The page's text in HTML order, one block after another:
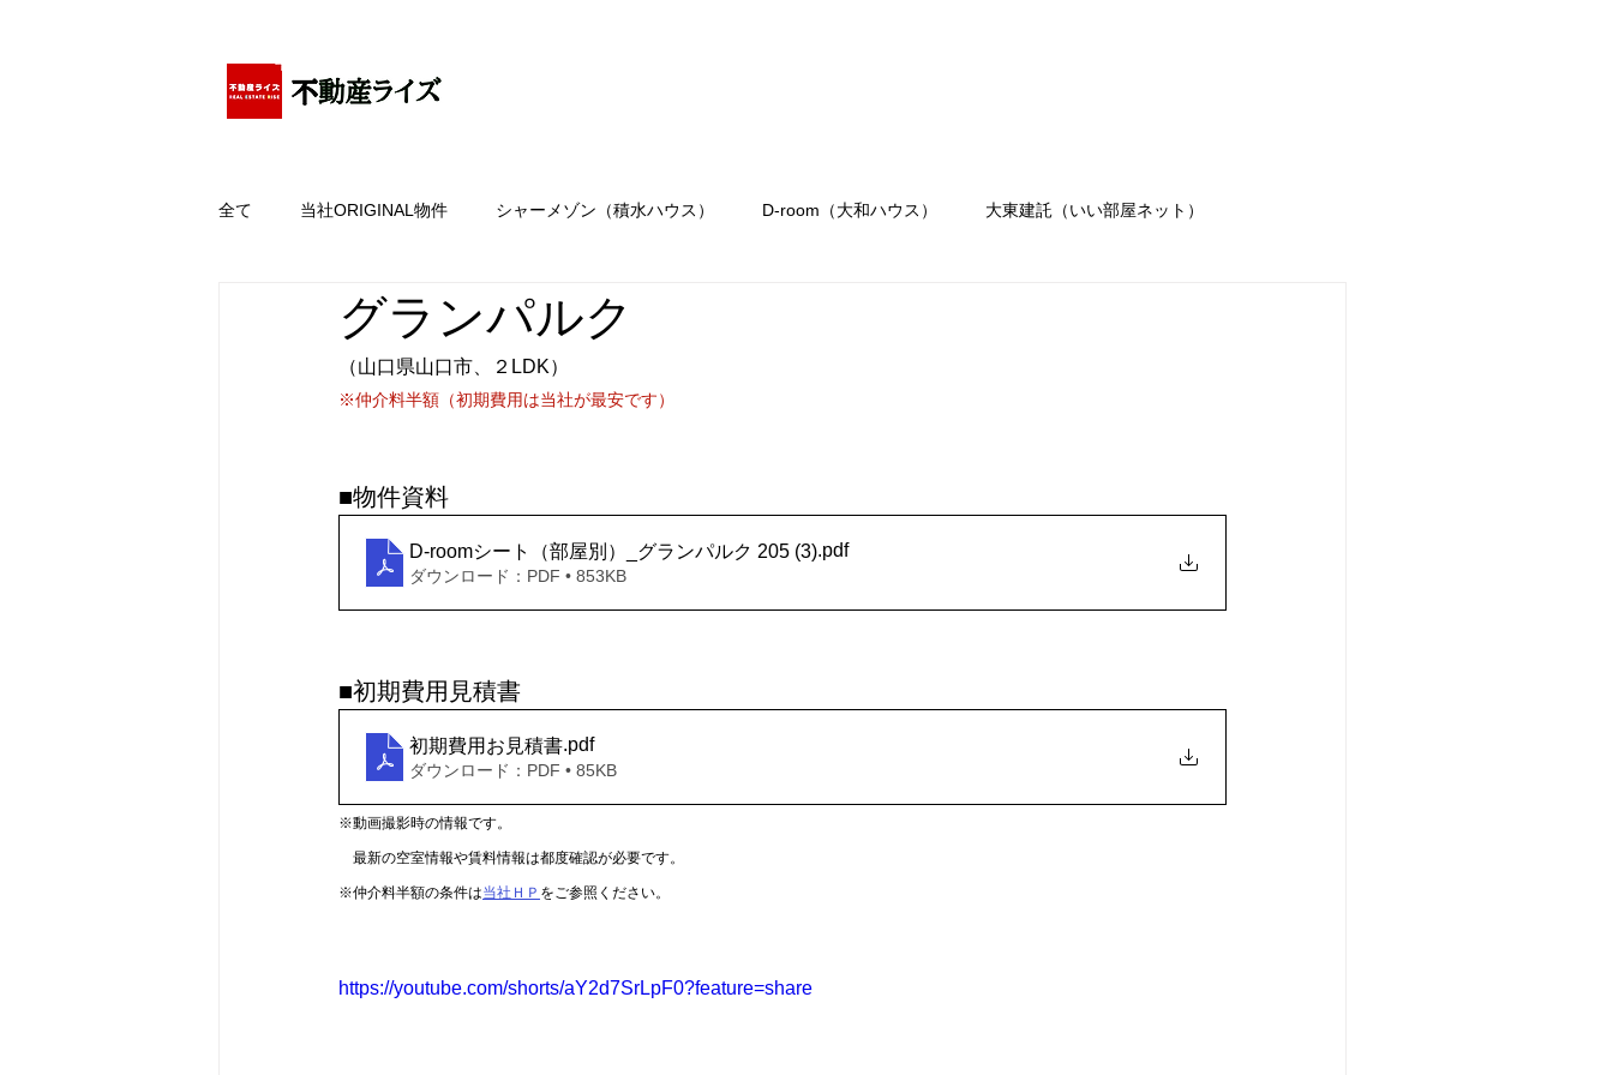
全て 当社ORIGINAL物件 シャーメゾン（積水ハウス） D-room（大和ハウス） 大東建託（いい部屋ネット）
グランパルク
（山口県山口市、２LDK）
※仲介料半額（初期費用は当社が最安です）
■物件資料
D-roomシート（部屋別）_グランパルク 205 (3).pdf
ダウンロード：PDF • 853KB
■初期費用見積書
初期費用お見積書.pdf
ダウンロード：PDF • 85KB
※動画撮影時の情報です。
最新の空室情報や賃料情報は都度確認が必要です。
※仲介料半額の条件は当社ＨＰ をご参照ください。
https://youtube.com/shorts/aY2d7SrLpF0?feature=share